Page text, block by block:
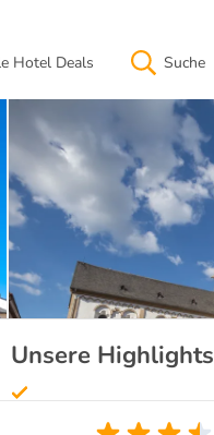
Hotel Deals Suche
Unsere Highlights